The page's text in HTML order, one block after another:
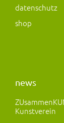
datenschutz
shop
news
Kunstverein